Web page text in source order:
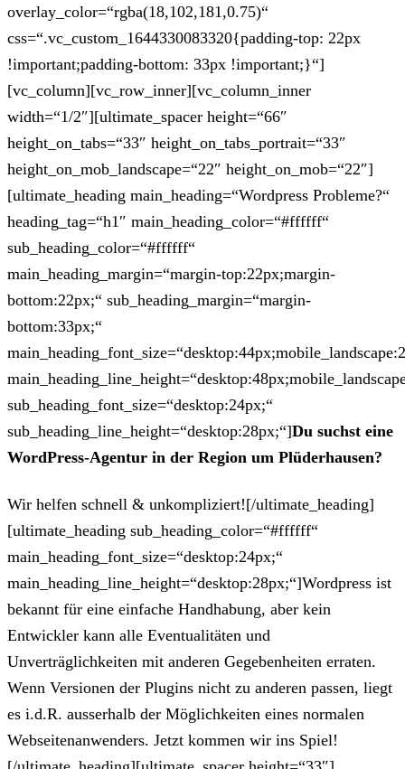
overlay_color=“rgba(18,102,181,0.75)“
css=“.vc_custom_1644330083320{padding-top: 22px
!important;padding-bottom: 33px !important;}“]
[vc_column][vc_row_inner][vc_column_inner
width=“1/2″][ultimate_spacer height=“66″
height_on_tabs=“33″ height_on_tabs_portrait=“33″
height_on_mob_landscape=“22″ height_on_mob=“22″]
[ultimate_heading main_heading=“Wordpress Probleme?“
heading_tag=“h1″ main_heading_color=“#ffffff“
sub_heading_color=“#ffffff“
main_heading_margin=“margin-top:22px;margin-
bottom:22px;“ sub_heading_margin=“margin-
bottom:33px;“
sub_heading_font_size=“desktop:24px;“
sub_heading_line_height=“desktop:28px;“]Du suchst eine
WordPress-Agentur in der Region um Plüderhausen?
Wir helfen schnell & unkompliziert![/ultimate_heading]
[ultimate_heading sub_heading_color=“#ffffff“
main_heading_font_size=“desktop:24px;“
main_heading_line_height=“desktop:28px;“]Wordpress ist
bekannt für eine einfache Handhabung, aber kein
Entwickler kann alle Eventualitäten und
Unverträglichkeiten mit anderen Gegebenheiten erraten.
Wenn Versionen der Plugins nicht zu anderen passen, liegt
es i.d.R. ausserhalb der Möglichkeiten eines normalen
Webseitenanwenders. Jetzt kommen wir ins Spiel!